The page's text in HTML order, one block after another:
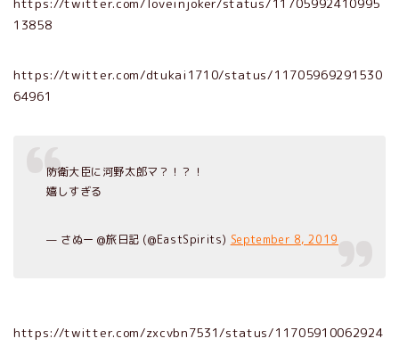
13858
https://twitter.com/dtukai1710/status/11705969291530
64961
防衛大臣に河野太郎マ？！？！
嬉しすぎる
— さぬー @旅日記 (@EastSpirits) September 8, 2019
https://twitter.com/zxcvbn7531/status/11705910062924